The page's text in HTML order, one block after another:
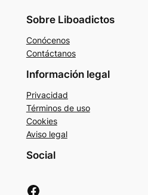
Sobre Liboadictos
Conócenos
Contáctanos
Información legal
Privacidad
Términos de uso
Cookies
Aviso legal
Social
Facebook